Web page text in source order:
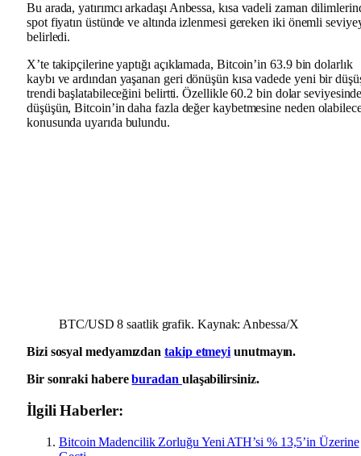
Bu arada, yatırımcı arkadaşı Anbessa, kısa vadeli zaman
spot fiyatın üstünde ve altında izlenmesi gereken iki önemli
belirledi.
X’te takipçilerine yaptığı açıklamada, Bitcoin’in 63.9 bin dolarlık
kaybı ve ardından yaşanan geri dönüşün kısa vadede yeni bir
trendi başlatabileceğini belirtti. Özellikle 60.2 bin dolar
düşüşün, Bitcoin’in daha fazla değer kaybetmesine neden
konusunda uyarıda bulundu.
BTC/USD 8 saatlik grafik. Kaynak: Anbessa/X
Bizi sosyal medyamızdantakip etmeyi unutmayın.
Bir sonraki habereburadan ulaşabilirsiniz.
İlgili Haberler:
Bitcoin Madencilik Zorluğu Yeni ATH’si % 13,5’in Üzerine